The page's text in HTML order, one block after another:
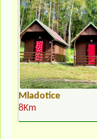
Mladotice
8Km